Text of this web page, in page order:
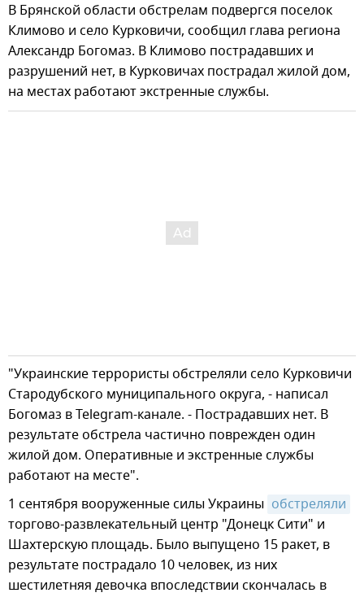
В Брянской области обстрелам подвергся поселок
Климово и село Курковичи, сообщил глава региона
Александр Богомаз. В Климово пострадавших и
разрушений нет, в Курковичах пострадал жилой дом,
на местах работают экстренные службы.
"Украинские террористы обстреляли село Курковичи
Стародубского муниципального округа, - написал
Богомаз в Telegram-канале. - Пострадавших нет. В
результате обстрела частично поврежден один
жилой дом. Оперативные и экстренные службы
работают на месте".
1 сентября вооруженные силы Украины обстреляли
торгово-развлекательный центр "Донецк Сити" и
Шахтерскую площадь. Было выпущено 15 ракет, в
результате пострадало 10 человек, из них
шестилетняя девочка впоследствии скончалась в